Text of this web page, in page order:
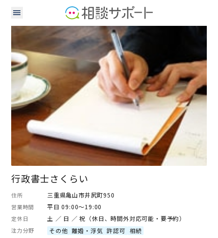
行政書士さくらい
住所 三重県亀山市井尻町950
営業時間 平日 09:00～19:00
定休日 土 ／ 日 ／ 祝（休日、時間外対応可能・要予約）
注力分野 その他 離婚・浮気 許認可 相続